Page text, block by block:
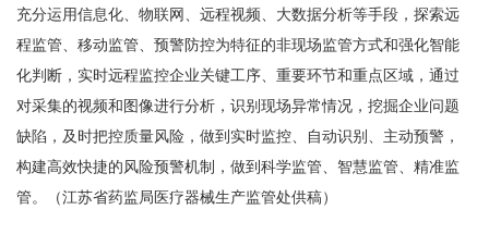
充分运用信息化、物联网、远程视频、大数据分析等手段，探索远
程监管、移动监管、预警防控为特征的非现场监管方式和强化智能
化判断，实时远程监控企业关键工序、重要环节和重点区域，通过
对采集的视频和图像进行分析，识别现场异常情况，挖掘企业问题
缺陷，及时把控质量风险，做到实时监控、自动识别、主动预警，
构建高效快捷的风险预警机制，做到科学监管、智慧监管、精准监
管。（江苏省药监局医疗器械生产监管处供稿）